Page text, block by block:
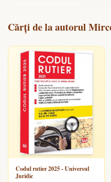
Cărți de la autorul
Codul rutier 2025 - Universul
Juridic